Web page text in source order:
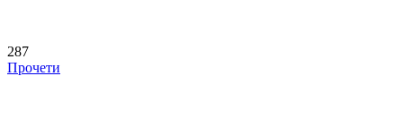
287
Прочети